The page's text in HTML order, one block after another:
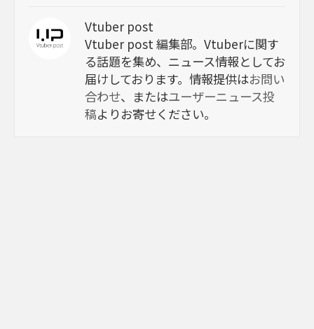
Vtuber post
Vtuber post 編集部。Vtuberに関す
る話題を集め、ニュース情報としてお
届けしております。情報提供はお問い
合わせ、またはユーザーニュース投
稿よりお寄せください。